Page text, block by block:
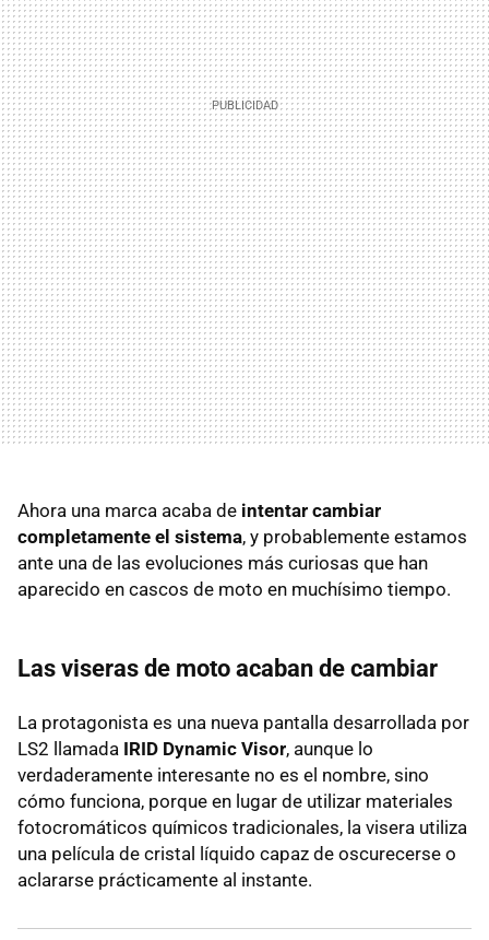
Ahora una marca acaba de intentar cambiar
completamente el sistema, y probablemente estamos
ante una de las evoluciones más curiosas que han
aparecido en cascos de moto en muchísimo tiempo.
Las viseras de moto acaban de cambiar
La protagonista es una nueva pantalla desarrollada por
LS2 llamada IRID Dynamic Visor, aunque lo
verdaderamente interesante no es el nombre, sino
cómo funciona, porque en lugar de utilizar materiales
fotocromáticos químicos tradicionales, la visera utiliza
una película de cristal líquido capaz de oscurecerse o
aclararse prácticamente al instante.